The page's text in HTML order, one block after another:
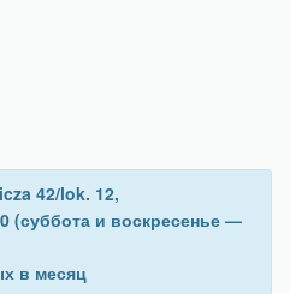
42/lok. 12,
(суббота и воскресенье —
в месяц